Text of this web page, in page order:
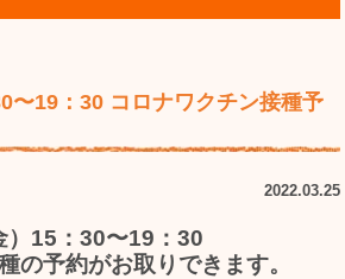
〜19：30 コロナワクチン接種予
2022.03.25
15：30〜19：30
の予約がお取りできます。